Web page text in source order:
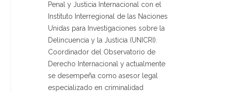
Penal y Justicia Internacional con el
Instituto Interregional de las Naciones
Unidas para Investigaciones sobre la
Delincuencia y la Justicia (UNICRI).
Coordinador del Observatorio de
Derecho Internacional y actualmente
se desempeña como asesor legal
especializado en criminalidad